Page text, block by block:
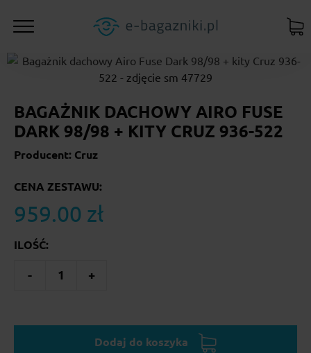
BAGAŻNIK DACHOWY AIRO FUSE
DARK 98/98 + KITY CRUZ 936-522
Producent: Cruz
CENA ZESTAWU:
959.00 zł
ILOŚĆ:
- 1 +
Dodaj do koszyka